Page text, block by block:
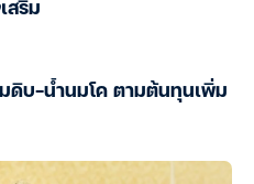
สริม
มดิบ-น้ำนมโค ตามต้นทุนเพิ่ม